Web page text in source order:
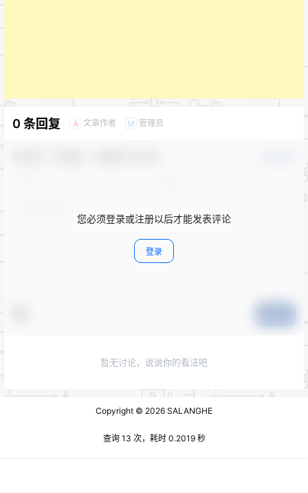
0 条回复 A 文章作者 M 管理员
您必须登录或注册以后才能发表评论
登录
暂无讨论，说说你的看法吧
Copyright © 2026 SALANGHE
查询 13 次，耗时 0.2019 秒